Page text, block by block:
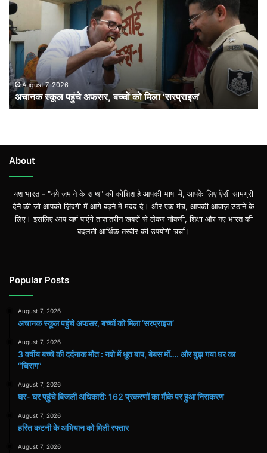
पहुंचे
अफसर,
बच्चों
को
मिला
‘सरप्राइज’
August 7, 2026
अचानक स्कूल पहुंचे अफसर, बच्चों को मिला ‘सरप्राइज’
About
यश भारत - "नये ज़माने के साथ" की कोशिश है आपकी भाषा में, आपके लिए ऎसी सामग्री
देने की जो आपको ज़िंदगी में आगे बढ़ने में मदद दे। और एक मंच, आपकी आवाज़ उठाने के
लिए। इसलिए आप यहां पाएंगे ताज़ातरीन खबरों से लेकर नौकरी, शिक्षा और नए भारत की
बदलती आर्थिक तस्वीर की उपयोगी चर्चा।
Popular Posts
August 7, 2026
अचानक स्कूल पहुंचे अफसर, बच्चों को मिला ‘सरप्राइज’
August 7, 2026
3 वर्षीय बच्चे की दर्दनाक मौत : नशे में धुत बाप, बेबस माँ…. और बुझ गया घर का
“चिराग”
August 7, 2026
घर- घर पहुंचे बिजली अधिकारी: 162 प्रकरणों का मौके पर हुआ निराकरण
August 7, 2026
हरित कटनी के अभियान को मिली रफ्तार
August 7, 2026